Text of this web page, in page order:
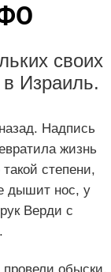
своих
в Израиль.
Надпись
жизнь
степени,
дышит нос, у
Верди с